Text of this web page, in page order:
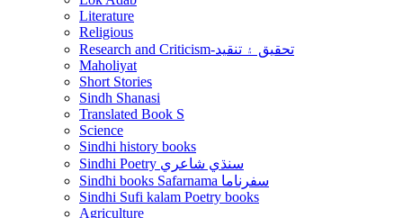
Literature
Religious
Research and Criticism-تحقيق ۽ تنقيد
Maholiyat
Short Stories
Sindh Shanasi
Translated Book S
Science
Sindhi history books
Sindhi Poetry سنڌي شاعري
Sindhi books Safarnama سفرناما
Sindhi Sufi kalam Poetry books
Agriculture